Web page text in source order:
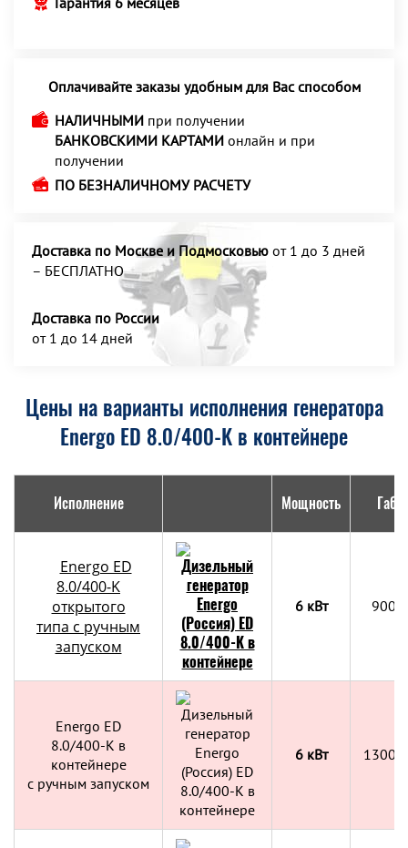
Оплачивайте заказы удобным для Вас способом
НАЛИЧНЫМИ при получении
БАНКОВСКИМИ КАРТАМИ онлайн и при
получении
ПО БЕЗНАЛИЧНОМУ РАСЧЕТУ
Доставка по Москве и Подмосковью от 1 до 3 дней
– БЕСПЛАТНО
Доставка по России
от 1 до 14 дней
Цены на варианты исполнения генератора
Energo ED 8.0/400-K в контейнере
Исполнение Мощность
Energo ED
8.0/400-K
открытого
типа с ручным
запуском
6 кВт
Energo ED
8.0/400-K в
контейнере
с ручным запуском
6 кВт